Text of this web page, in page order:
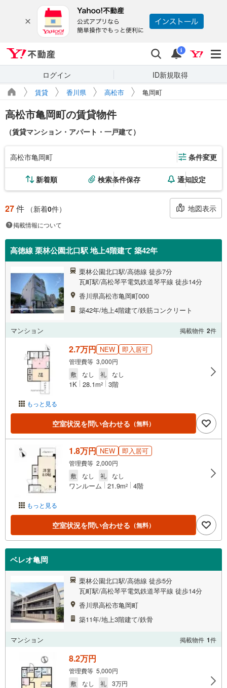
検索 通知
i
ログイン ID新規取得
賃貸 香川県 高松市 亀岡町
高松市亀岡町の賃貸物件
（賃貸マンション・アパート・一戸建て）
高松市亀岡町 条件変更
新着順 検索条件保存 通知設定
27件 （新着0件） 地図表示
掲載情報について
高徳線 栗林公園北口駅 地上4階建て 築42年
栗林公園北口駅/高徳線 徒歩7分
瓦町駅/高松琴平電気鉄道琴平線 徒歩14分
香川県高松市亀岡町000
築42年/地上4階建て/鉄筋コンクリート
マンション 掲載物件 2件
もっと見る
2.7万円 NEW 即入居可
管理費等 3,000円
敷
なし 礼 なし
1K 28.1m2 3階
空室状況を問い合わせる （無料）
もっと見る
1.8万円 NEW 即入居可
管理費等 2,000円
敷
なし 礼 なし
ワンルーム 21.9m2 4階
空室状況を問い合わせる （無料）
ベレオ亀岡
栗林公園北口駅/高徳線 徒歩5分
瓦町駅/高松琴平電気鉄道琴平線 徒歩14分
香川県高松市亀岡町
築11年/地上3階建て/鉄骨
マンション 掲載物件 1件
8.2万円
管理費等 5,000円
敷
なし 礼 3万円